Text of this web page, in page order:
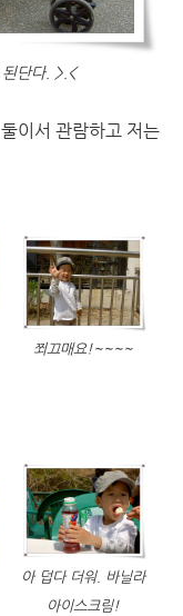
단다. >.<
이서 관람하고 저는
쬐끄매요!~~~~
아 덥다 더워. 바닐라
아이스크림!